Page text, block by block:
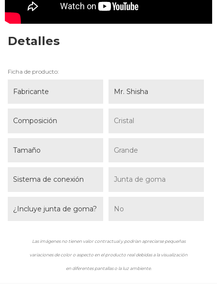
Detalles
Ficha de producto:
Fabricante Mr. Shisha
Composición Cristal
Tamaño Grande
Sistema de conexión Junta de goma
¿Incluye junta de goma? No
Las imágenes no tienen valor contractual y podrían apreciarse pequeñas
variaciones de color o aspecto en el producto real debidas a la visualización
en diferentes pantallas o la luz ambiente.